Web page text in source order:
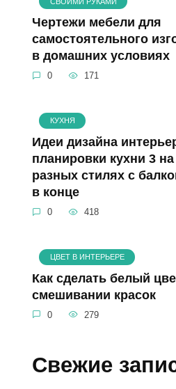
Чертежи мебели для
самостоятельного
в домашних условиях
0 171
КУХНЯ
Идеи дизайна
планировки кухни 3
разных стилях с
в конце
0 418
ЦВЕТ В ИНТЕРЬЕРЕ
Как сделать белый
смешивании красок
0 279
Свежие